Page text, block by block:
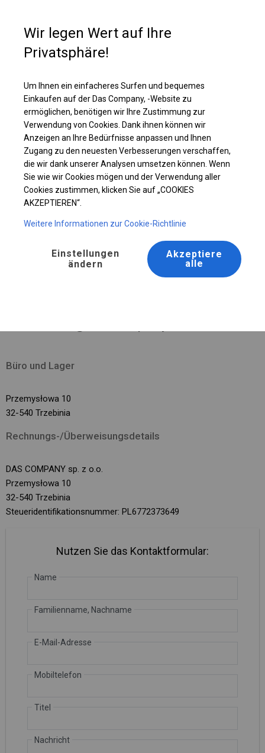
DAS COMPANY sp. z o.o.
Telefonkontakt:
Montag - Freitag 8:00-18:00 Uhr Samstag 8:00-13:00 Uhr
Büro und Lager
Przemysłowa 10
32-540 Trzebinia
Rechnungs-/Überweisungsdetails
DAS COMPANY sp. z o.o.
Przemysłowa 10
32-540 Trzebinia
Steueridentifikationsnummer: PL6772373649
Nutzen Sie das Kontaktformular:
Name
Familienname, Nachname
E-Mail-Adresse
Mobiltelefon
Titel
Nachricht
Wir legen Wert auf Ihre
Privatsphäre!
Um Ihnen ein einfacheres Surfen und bequemes
Einkaufen auf der Das Company, -Website zu
ermöglichen, benötigen wir Ihre Zustimmung zur
Verwendung von Cookies. Dank ihnen können wir
Anzeigen an Ihre Bedürfnisse anpassen und Ihnen
Zugang zu den neuesten Verbesserungen verschaffen,
die wir dank unserer Analysen umsetzen können. Wenn
Sie wie wir Cookies mögen und der Verwendung aller
Cookies zustimmen, klicken Sie auf „COOKIES
AKZEPTIEREN“.
Weitere Informationen zur Cookie-Richtlinie
Einstellungen
ändern
Akzeptiere
alle